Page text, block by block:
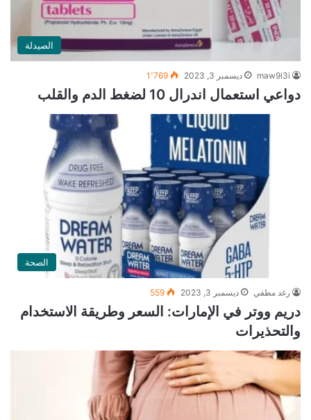
الصيدلة
maw9i3i ديسمبر 3, 2023 1٬769
دواعي استعمال اندرال 10 لضغط الدم والقلب
الصحة
رغد مطفي ديسمبر 3, 2023 559
دريم ووتر في الإمارات: السعر وطريقة الاستخدام
والتحذيرات